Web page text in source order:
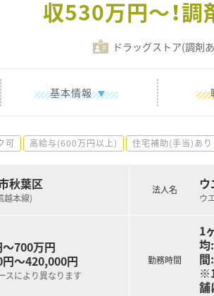
収530万円～！
ドラッグストア(調剤
基本情報
可 高給与(600万円以上) 住宅補助(手当)あり
秋葉区
越本線)
700万円
～420,000円
スにより異なります
法人名
ウ
勤務時間
1
均
間
舗